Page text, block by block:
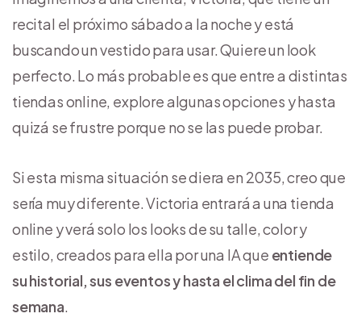
recital el próximo sábado a la noche y está
buscando un vestido para usar. Quiere un look
perfecto. Lo más probable es que entre a distintas
tiendas online, explore algunas opciones y hasta
quizá se frustre porque no se las puede probar.
Si esta misma situación se diera en 2035, creo que
sería muy diferente. Victoria entrará a una tienda
online y verá solo los looks de su talle, color y
estilo, creados para ella por una IA que entiende
su historial, sus eventos y hasta el clima del fin de
semana.